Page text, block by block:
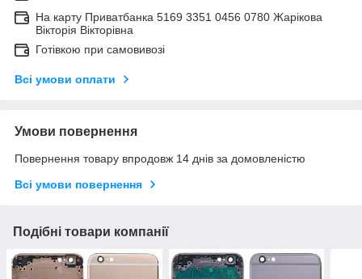
На карту Приватбанка 5169 3351 0456 0780 Жарікова
Вікторія Вікторівна
Готівкою при самовивозі
Всі умови оплати
Умови повернення
Повернення товару впродовж 14 днів за домовленістю
Всі умови повернення
Подібні товари компанії